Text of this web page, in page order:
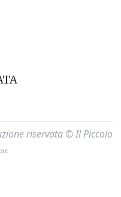
riservata © Il Piccolo